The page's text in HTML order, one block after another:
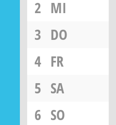
2 MI
3 DO
4 FR
5 SA
6 SO